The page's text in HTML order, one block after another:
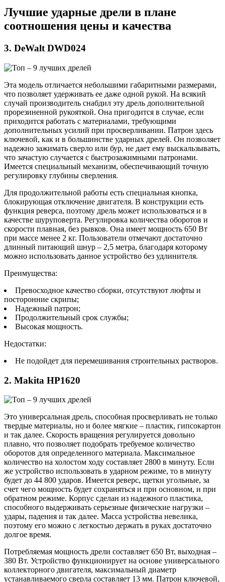
Лучшие ударные дрели в плане
соотношения цены и качества
3. DeWalt DWD024
Эта модель отличается небольшими габаритными размерами,
что позволяет удерживать ее даже одной рукой. На всякий
случай производитель снабдил эту дрель дополнительной
прорезиненной рукояткой. Она пригодится в случае, если
приходится работать с материалами, требующими
дополнительных усилий при просверливании. Патрон здесь
ключевой, как и в большинстве ударных дрелей. Он позволяет
надежно зажимать сверло или бур, не дает ему выскальзывать,
что зачастую случается с быстрозажимными патронами.
Имеется специальный механизм, обеспечивающий точную
регулировку глубины сверления.
Для продолжительной работы есть специальная кнопка,
блокирующая отключение двигателя. В конструкции есть
функция реверса, поэтому дрель может использоваться и в
качестве шуруповерта. Регулировка количества оборотов и
скорости плавная, без рывков. Она имеет мощность 650 Вт
при массе менее 2 кг. Пользователи отмечают достаточно
длинный питающий шнур – 2,5 метра, благодаря которому
можно использовать данное устройство без удлинителя.
Преимущества:
Превосходное качество сборки, отсутствуют люфты и
посторонние скрипы;
Надежный патрон;
Продолжительный срок службы;
Высокая мощность.
Недостатки:
Не подойдет для перемешивания строительных растворов.
2. Makita HP1620
Это универсальная дрель, способная просверливать не только
твердые материалы, но и более мягкие – пластик, гипсокартон
и так далее. Скорость вращения регулируется довольно
плавно, что позволяет подобрать требуемое количество
оборотов для определенного материала. Максимальное
количество на холостом ходу составляет 2800 в минуту. Если
же устройство использовать в ударном режиме, то в минуту
будет до 44 800 ударов. Имеется реверс, щетки угольные, за
счет чего мощность будет сохраняться и при основном, и при
обратном режиме. Корпус сделан из надежного пластика,
способного выдерживать серьезные физические нагрузки –
удары, падения и так далее. Масса устройства невелика,
поэтому его можно с легкостью держать в руках достаточно
долгое время.
Потребляемая мощность дрели составляет 650 Вт, выходная –
380 Вт. Устройство функционирует на основе универсального
коллекторного двигателя, максимальный диаметр
устанавливаемого сверла составляет 13 мм. Патрон ключевой,